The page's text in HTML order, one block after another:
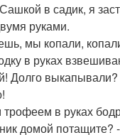
в садик, я
руками.
мы копали,
в руках
Долго выкапывали?
в руках
домой